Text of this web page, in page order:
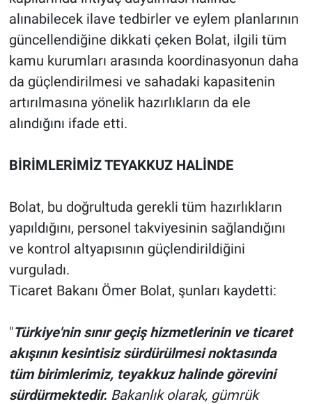
alınabilecek ilave tedbirler ve eylem planlarının
güncellendiğine dikkati çeken Bolat, ilgili tüm
kamu kurumları arasında koordinasyonun daha
da güçlendirilmesi ve sahadaki kapasitenin
artırılmasına yönelik hazırlıkların da ele
alındığını ifade etti.
BİRİMLERİMİZ TEYAKKUZ HALİNDE
Bolat, bu doğrultuda gerekli tüm hazırlıkların
yapıldığını, personel takviyesinin sağlandığını
ve kontrol altyapısının güçlendirildiğini
vurguladı.
Ticaret Bakanı Ömer Bolat, şunları kaydetti:
"Türkiye'nin sınır geçiş hizmetlerinin ve ticaret
akışının kesintisiz sürdürülmesi noktasında
tüm birimlerimiz, teyakkuz halinde görevini
sürdürmektedir. Bakanlık olarak, gümrük